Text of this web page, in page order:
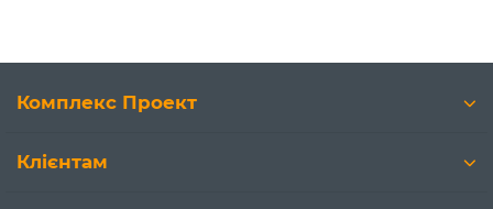
Комплекс Проект
Клієнтам